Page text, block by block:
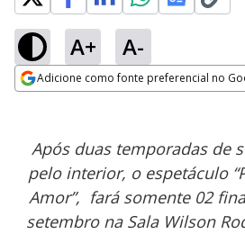
A+ A-
Adicione como fonte preferencial no
Após duas temporadas de
pelo interior, o espetáculo
Amor”, fará somente 02
setembro na Sala Wilson